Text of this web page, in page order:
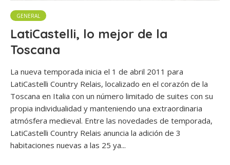
GENERAL
LatiCastelli, lo mejor de la
Toscana
La nueva temporada inicia el 1 de abril 2011 para
LatiCastelli Country Relais, localizado en el corazón de la
Toscana en Italia con un número limitado de suites con su
propia individualidad y manteniendo una extraordinaria
atmósfera medieval. Entre las novedades de temporada,
LatiCastelli Country Relais anuncia la adición de 3
habitaciones nuevas a las 25 ya...